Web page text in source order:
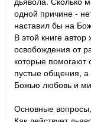
одной причине -
наставил бы на
В этой книге
освобождения от
которые помогают
пустые общения,
Божью любовь и
Основные